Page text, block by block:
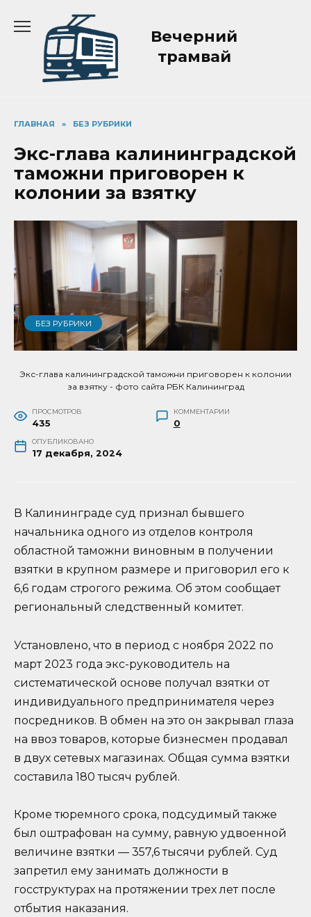
содержанию
Вечерний
трамвай
ГЛАВНАЯ » БЕЗ РУБРИКИ
Экс-глава калининградской
таможни приговорен к
колонии за взятку
БЕЗ РУБРИКИ
Экс-глава калининградской таможни приговорен к колонии
за взятку - фото сайта РБК Калининград
ПРОСМОТРОВ
435
КОММЕНТАРИИ
0
ОПУБЛИКОВАНО
17 декабря, 2024
В Калининграде суд признал бывшего
начальника одного из отделов контроля
областной таможни виновным в получении
взятки в крупном размере и приговорил его к
6,6 годам строгого режима. Об этом сообщает
региональный следственный комитет.
Установлено, что в период с ноября 2022 по
март 2023 года экс-руководитель на
систематической основе получал взятки от
индивидуального предпринимателя через
посредников. В обмен на это он закрывал глаза
на ввоз товаров, которые бизнесмен продавал
в двух сетевых магазинах. Общая сумма взятки
составила 180 тысяч рублей.
Кроме тюремного срока, подсудимый также
был оштрафован на сумму, равную удвоенной
величине взятки — 357,6 тысячи рублей. Суд
запретил ему занимать должности в
госструктурах на протяжении трех лет после
отбытия наказания.